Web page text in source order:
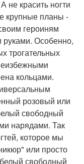
не красить ногти
крупные планы -
героиням
руками. Особенно,
трогательных
кольцами.
розовый или
свободный
нарядами. Так
которое мы
или просто
свободный